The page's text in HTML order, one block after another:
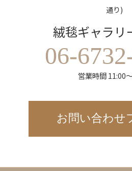
通り)
絨毯ギャラリ
06-
営業時間 11:00
お問い合わせ